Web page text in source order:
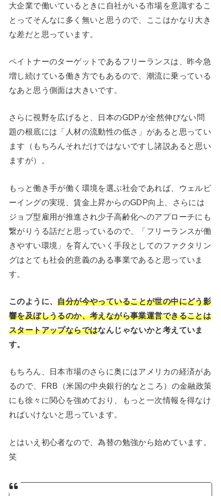
大企業で働いているときに自社がいる市場を意識するこ
とってそんなに多く無いと思うので、ここはかなり大き
な差だと思っています。
ペイトナーのターゲットであるフリーランスは、昨今急
増し続けている働き方でもあるので、潮流に乗っている
なあと思う側面は大きいです。
さらに視野を広げると、日本のGDPが全然伸びない問
題の根底には「人材の流動性の低さ」があると思ってい
ます（もちろんそれだけではないですし諸説あると思い
ますが）。
もっと働き手が働く環境を選ぶ社会であれば、ウェルビ
ーイングの実現、賃金上昇からのGDP向上、さらには
ジョブ型雇用が推進され少子高齢化へのアプローチにも
繋がりうる話だと思っているので、「フリーランスが働
きやすい環境」を育んでいく手段としてのファクタリン
グはとても社会的意義のある事業であると思っていま
す。
このように、自分が今やっていることが世の中にどう影
響を及ぼしうるのか、考えながら事業運営できることは
スタートアップならではなんじゃないかと考えていま
す。
もちろん、日本市場のさらに奥にはアメリカの経済があ
るので、FRB（米国の中央銀行的なところ）の金融政策
にも徐々に関心を強めており、もっと一次情報を得なけ
ればいけないと思っています。
とはいえ初心者なので、為替の勉強から始めています。
笑